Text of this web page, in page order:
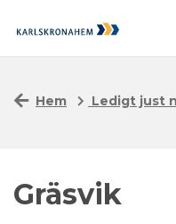
Hem Ledigt just
Gräsvik